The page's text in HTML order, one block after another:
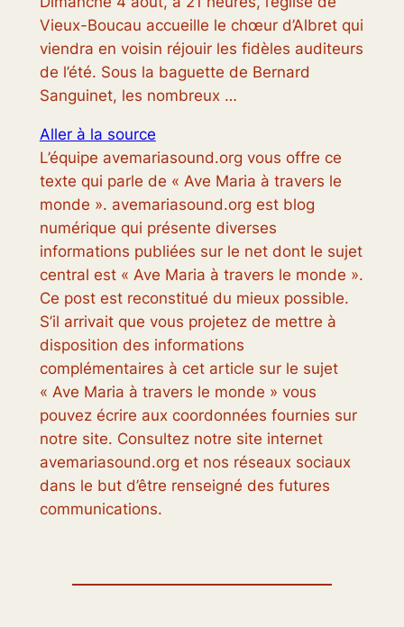
Vieux-Boucau accueille le chœur d’Albret qui
viendra en voisin réjouir les fidèles auditeurs
de l’été. Sous la baguette de Bernard
Sanguinet, les nombreux …
Aller à la source
L’équipe avemariasound.org vous offre ce
texte qui parle de « Ave Maria à travers le
monde ». avemariasound.org est blog
numérique qui présente diverses
informations publiées sur le net dont le sujet
central est « Ave Maria à travers le monde ».
Ce post est reconstitué du mieux possible.
S’il arrivait que vous projetez de mettre à
disposition des informations
complémentaires à cet article sur le sujet
« Ave Maria à travers le monde » vous
pouvez écrire aux coordonnées fournies sur
notre site. Consultez notre site internet
avemariasound.org et nos réseaux sociaux
dans le but d’être renseigné des futures
communications.